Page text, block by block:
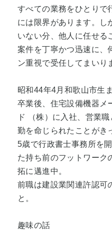
すべての業務をひとりで
には限界があります。し
いない分、他人に任せる
案件を丁寧かつ迅速に、
ン重視で受任してまいり
昭和44年4月和歌山市生
卒業後、住宅設備機器メ
ド （株）に入社、営業
勤を命じられたことがき
5歳で行政書士事務所を
た持ち前のフットワーク
拓に邁進中。
前職は建設業関連許認可
と。
趣味の話